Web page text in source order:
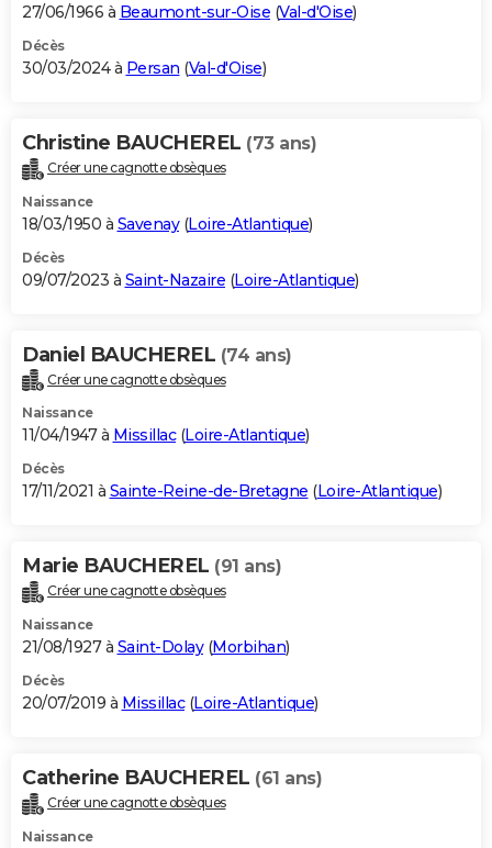
27/06/1966 à Beaumont-sur-Oise (Val-d'Oise)
Décès
30/03/2024 à Persan (Val-d'Oise)
Christine BAUCHEREL (73 ans)
Créer une cagnotte obsèques
Naissance
18/03/1950 à Savenay(Loire-Atlantique)
Décès
09/07/2023 à Saint-Nazaire (Loire-Atlantique)
Daniel BAUCHEREL (74 ans)
Créer une cagnotte obsèques
Naissance
11/04/1947 à Missillac(Loire-Atlantique)
Décès
17/11/2021 à Sainte-Reine-de-Bretagne (Loire-Atlantique)
Marie BAUCHEREL (91 ans)
Créer une cagnotte obsèques
Naissance
21/08/1927 à Saint-Dolay(Morbihan)
Décès
20/07/2019 à Missillac(Loire-Atlantique)
Catherine BAUCHEREL (61 ans)
Créer une cagnotte obsèques
Naissance